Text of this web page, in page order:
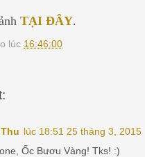
TẠI ĐÂY.
lúc 16:46:00
lúc 18:51 25 tháng 3, 2015
Ốc Bươu Vàng! Tks! :)